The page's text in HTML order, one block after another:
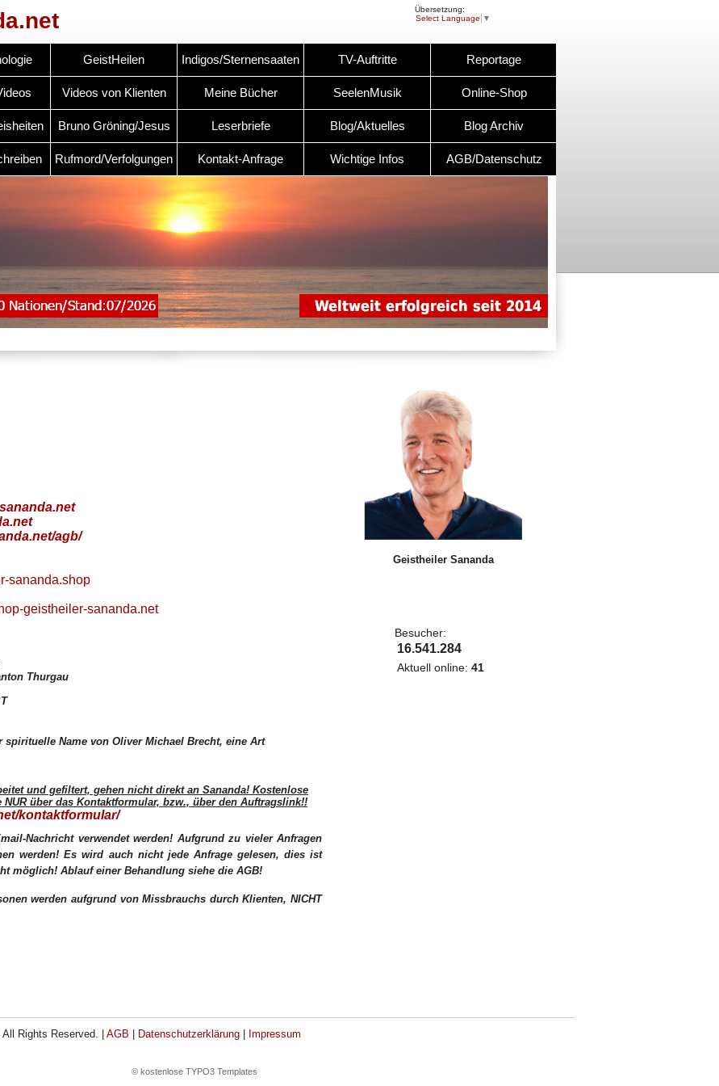
Übersetzung:
Select Language ▼
GeistHeilen Indigos/Sternensaaten TV-Auftritte Reportage
Videos von Klienten Meine Bücher SeelenMusik Online-Shop
Bruno Gröning/Jesus Leserbriefe Blog/Aktuelles Blog Archiv
Rufmord/Verfolgungen Kontakt-Anfrage Wichtige Infos AGB/Datenschutz
sananda.net
agb/
sananda.shop
geistheiler-sananda.net
Thurgau
spirituelle Name von Oliver Michael Brecht, eine Art
und gefiltert, gehen nicht direkt an Sananda! Kostenlose
über das Kontaktformular, bzw., über den Auftragslink!!
kontaktformular/
Nachricht verwendet werden! Aufgrund zu vieler Anfragen
werden! Es wird auch nicht jede Anfrage gelesen, dies ist
möglich! Ablauf einer Behandlung siehe die AGB!
werden aufgrund von Missbrauchs durch Klienten, NICHT
Geistheiler Sananda
Besucher:
16.541.284
Aktuell online: 41
Rights Reserved. | AGB Datenschutzerklärung Impressum
© kostenlose TYPO3 Templates